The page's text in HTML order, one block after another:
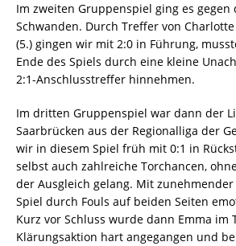
Im zweiten Gruppenspiel ging es gegen
Schwanden. Durch Treffer von
(5.) gingen wir mit 2:0 in Führung,
Ende des Spiels durch eine kleine
2:1-Anschlusstreffer hinnehmen.
Im dritten Gruppenspiel war dann der
Saarbrücken aus der Regionalliga der
wir in diesem Spiel früh mit 0:1 in
selbst auch zahlreiche Torchancen,
der Ausgleich gelang. Mit
Spiel durch Fouls auf beiden Seiten
Kurz vor Schluss wurde dann Emma im
Klärungsaktion hart angegangen und